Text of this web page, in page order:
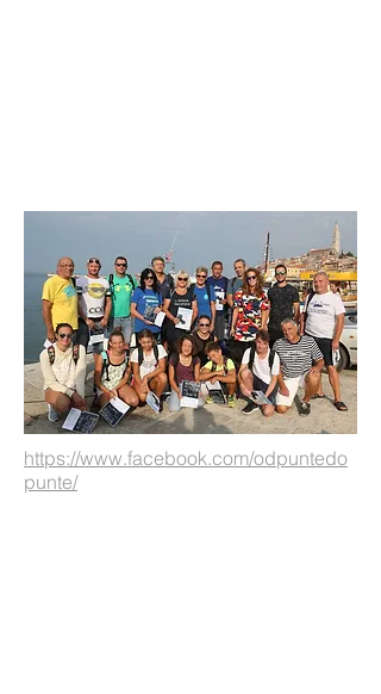
https://www.facebook.com/odpuntedo
punte/